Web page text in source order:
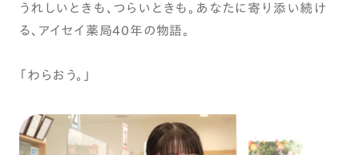
うれしいときも、つらいときも。あなたに寄り添い続け
る、アイセイ薬局40年の物語。
「わらおう。」